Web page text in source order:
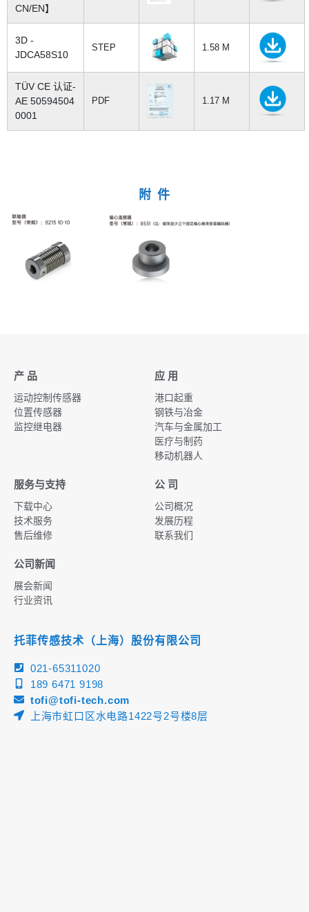
CN/EN】
3D -
JDCA58S10
STEP 1.58 M
TÜV CE 认证-
AE 50594504
0001
PDF 1.17 M
附 件
产 品
运动控制传感器
位置传感器
监控继电器
应 用
港口起重
钢铁与冶金
汽车与金属加工
医疗与制药
移动机器人
服务与支持
下载中心
技术服务
售后维修
公 司
公司概况
发展历程
联系我们
公司新闻
展会新闻
行业资讯
托菲传感技术（上海）股份有限公司
021-65311020
189 6471 9198
tofi@tofi-tech.com
上海市虹口区水电路1422号2号楼8层